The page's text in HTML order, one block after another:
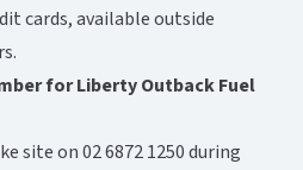
cards, available outside
for Liberty Outback Fuel
site on 02 6872 1250 during